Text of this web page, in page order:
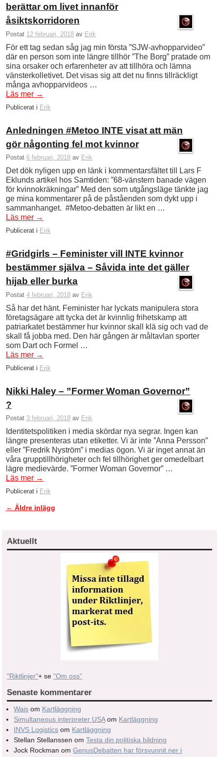
berättar om livet innanför
åsiktskorridoren
Postat 12 februari, 2018 av Erik
För ett tag sedan såg jag min första ”SJW-avhopparvideo”
där en person som inte längre tillhör ”The Borg” pratade om
sina orsaker och erfarenheter av att tillhöra och lämna
vänsterkolletivet. Det visas sig att det nu finns tillräckligt
många avhopparvideos …
Läs mer →
Publicerat i Erik
Anledningen #Metoo INTE visat att män
gör någonting fel mot kvinnor
Postat 6 februari, 2018 av Erik
Det dök nyligen upp en länk i kommentarsfältet till Lars F
Eklunds artikel hos Samtiden: ”68-vänstern banade vägen
för kvinnokräkningar” Med den som utgångsläge tänkte jag
ge mina kommentarer på de påståenden som dykt upp i
sammanhanget. #Metoo-debatten är likt en …
Läs mer →
Publicerat i Erik
#Gridgirls – Feminister vill INTE kvinnor
bestämmer själva – Såvida inte det gäller
hijab eller burka
Postat 4 februari, 2018 av Erik
Så har det hänt. Feminister har lyckats manipulera stora
företagsägare att tycka det är kvinnlig frihetskamp att
patriarkatet bestämmer hur kvinnor skall klä sig och vad de
skall få jobba med. Den här gången är måltavlan sporter
som Dart och Formel …
Läs mer →
Publicerat i Erik
Nikki Haley – ”Former Woman Governor”
?
Postat 3 februari, 2018 av Erik
Identitetspolitiken i media skördar nya segrar. Ingen kan
längre presenteras utan etiketter. Vi är inte ”Anna Persson”
eller ”Fredrik Nyström” i medias ögon. Vi är inget annat än
våra grupptillhörigheter och fel tillhörighet ger omedelbart
lägre medievärde. ”Former Woman Governor” …
Läs mer →
Publicerat i Erik
Inläggsnavigering
← Äldre inlägg
Aktuellt
"Riktlinjer"+ se "Om oss"
Senaste kommentarer
Wais om Kartläggning
Simultaneous interpreter USAom Kartläggning
INVS Logistics om Kartläggning
Stellan Stellanssen omTesta din politiska bildning
Jock Rockman omGenusDebatten har försvunnit ner i